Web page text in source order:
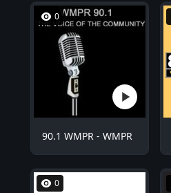
0
90.1 WMPR - WMPR
0